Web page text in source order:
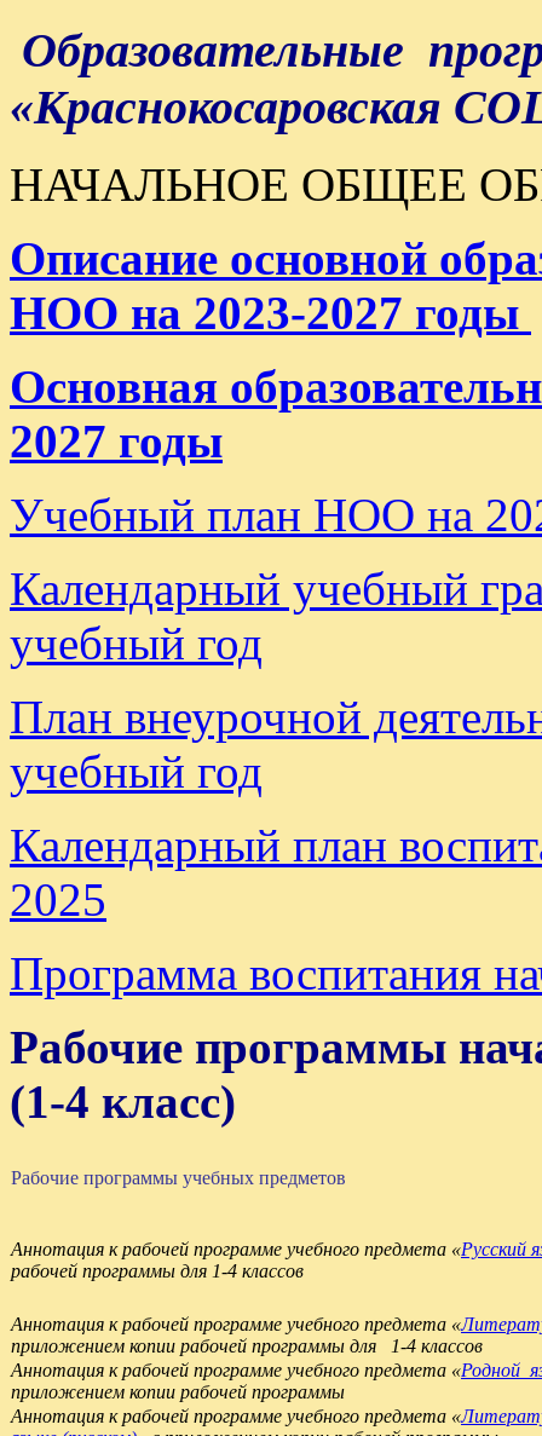
Образовательные
«Краснокосаровская
НАЧАЛЬНОЕ ОБЩЕЕ
Описание основной
НОО на 2023-2027 годы
Основная
2027 годы
Учебный план НОО на
Календарный учебный
учебный год
План внеурочной
учебный год
Календарный план
2025
Программа воспитания
Рабочие программы
(1-4 класс)
Рабочие программы учебных предметов
Аннотация к рабочей программе учебного предмета «Русский
рабочей программы для 1-4 классов
Аннотация к рабочей программе учебного предмета «
приложением копии рабочей программы для 1-4 классов
Аннотация к рабочей программе учебного предмета «Родной
приложением копии рабочей программы
Аннотация к рабочей программе учебного предмета «